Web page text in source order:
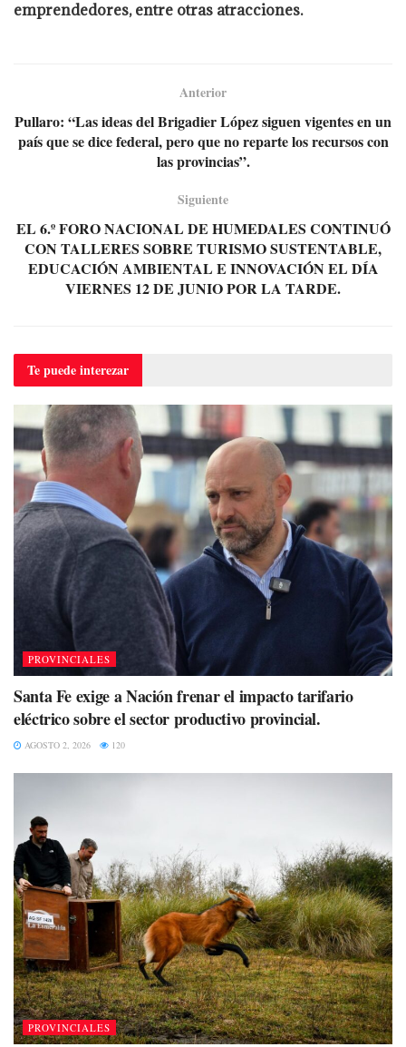
emprendedores, entre otras atracciones.
Anterior
Pullaro: “Las ideas del Brigadier López siguen vigentes en un
país que se dice federal, pero que no reparte los recursos con
las provincias”.
Siguiente
EL 6.º FORO NACIONAL DE HUMEDALES CONTINUÓ
CON TALLERES SOBRE TURISMO SUSTENTABLE,
EDUCACIÓN AMBIENTAL E INNOVACIÓN EL DÍA
VIERNES 12 DE JUNIO POR LA TARDE.
Te puedeinterezar
PROVINCIALES
Santa Fe exige a Nación frenar el impacto tarifario
eléctrico sobre el sector productivo provincial.
AGOSTO 2, 2026 120
PROVINCIALES